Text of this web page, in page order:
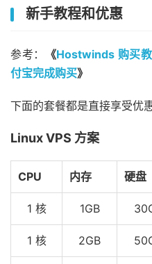
新手教程和优惠
参考： 《Hostwinds 购买
付宝完成购买》
下面的套餐都是直接享受优
Linux VPS 方案
CPU 内存 硬盘
1 核 1GB
1 核 2GB